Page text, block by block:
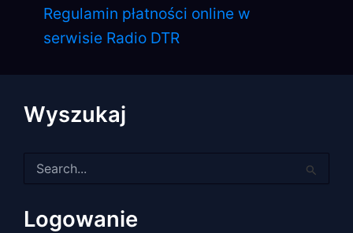
Regulamin płatności online w
serwisie Radio DTR
Wyszukaj
dla:
Logowanie